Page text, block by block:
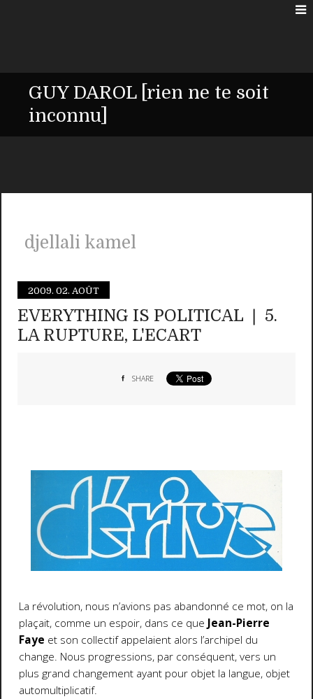
GUY DAROL [rien ne te soit
inconnu]
djellali kamel
2009. 02. AOÛT
EVERYTHING IS POLITICAL ❘ 5.
LA RUPTURE, L'ECART
SHARE
La révolution, nous n’avions pas abandonné ce mot, on la
plaçait, comme un espoir, dans ce que Jean-Pierre
Faye et son collectif appelaient alors l’archipel du
change. Nous progressions, par conséquent, vers un
plus grand changement ayant pour objet la langue, objet
automultiplicatif.